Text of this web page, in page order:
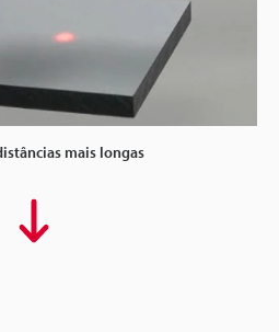
mais longas